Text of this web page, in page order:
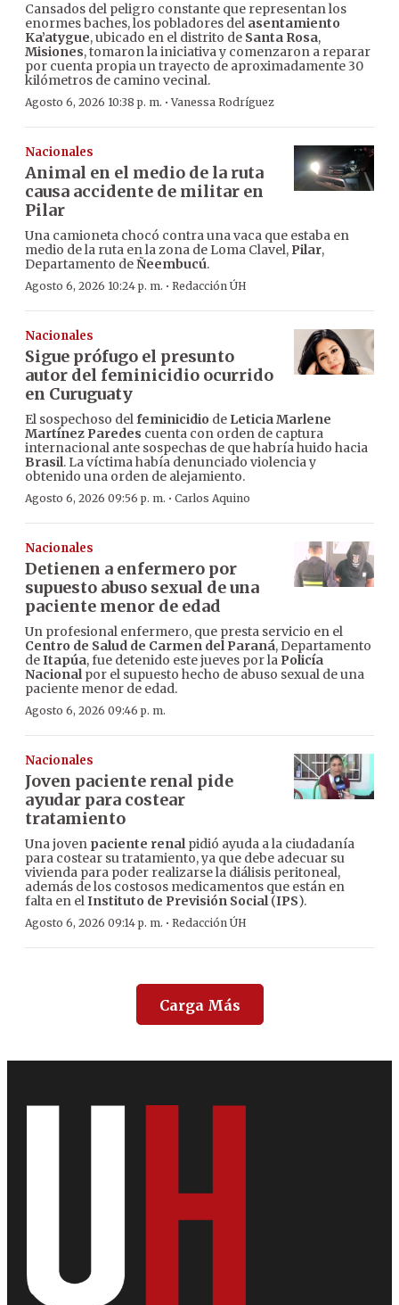
Cansados del peligro constante que representan los
enormes baches, los pobladores del asentamiento
Ka’atygue, ubicado en el distrito de Santa Rosa,
Misiones, tomaron la iniciativa y comenzaron a reparar
por cuenta propia un trayecto de aproximadamente 30
kilómetros de camino vecinal.
Agosto 6, 2026 10:38 p. m. ·Vanessa Rodríguez
Nacionales
Animal en el medio de la ruta
causa accidente de militar en
Pilar
Una camioneta chocó contra una vaca que estaba en
medio de la ruta en la zona de Loma Clavel, Pilar,
Departamento deÑeembucú.
Agosto 6, 2026 10:24 p. m. · Redacción ÚH
Nacionales
Sigue prófugo el presunto
autor del feminicidio ocurrido
en Curuguaty
El sospechoso delfeminicidio de Leticia Marlene
Martínez Paredes cuenta con orden de captura
internacional ante sospechas de que habría huido hacia
Brasil. La víctima había denunciado violencia y
obtenido una orden de alejamiento.
Agosto 6, 2026 09:56 p. m. · Carlos Aquino
Nacionales
Detienen a enfermero por
supuesto abuso sexual de una
paciente menor de edad
Un profesional enfermero, que presta servicio en el
Centro de Salud de Carmen del Paraná, Departamento
deItapúa, fue detenido este jueves por la Policía
Nacionalpor el supuesto hecho de abuso sexual de una
paciente menor de edad.
Agosto 6, 2026 09:46 p. m.
Nacionales
Joven paciente renal pide
ayudar para costear
tratamiento
Una joven paciente renalpidió ayuda a la ciudadanía
para costear su tratamiento, ya que debe adecuar su
vivienda para poder realizarse la diálisis peritoneal,
además de los costosos medicamentos que están en
falta en elInstituto de Previsión Social(IPS).
Agosto 6, 2026 09:14 p. m. · Redacción ÚH
Carga Más